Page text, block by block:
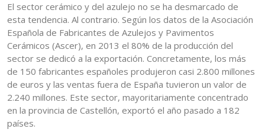
El sector cerámico y del azulejo no se ha desmarcado de
esta tendencia. Al contrario. Según los datos de la Asociación
Española de Fabricantes de Azulejos y Pavimentos
Cerámicos (Ascer), en 2013 el 80% de la producción del
sector se dedicó a la exportación. Concretamente, los más
de 150 fabricantes españoles produjeron casi 2.800 millones
de euros y las ventas fuera de España tuvieron un valor de
2.240 millones. Este sector, mayoritariamente concentrado
en la provincia de Castellón, exportó el año pasado a 182
países.